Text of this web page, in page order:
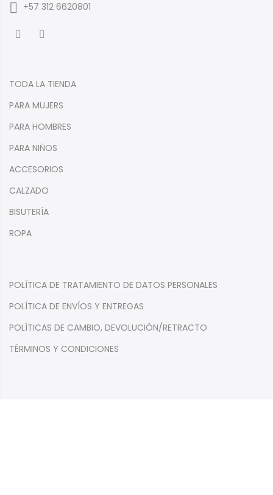
‪+57 312 6620801‬
TODA LA TIENDA
PARA MUJERS
PARA HOMBRES
PARA NIÑOS
ACCESORIOS
CALZADO
BISUTERÍA
ROPA
POLÍTICA DE TRATAMIENTO DE DATOS PERSONALES
POLÍTICA DE ENVÍOS Y ENTREGAS
POLÍTICAS DE CAMBIO, DEVOLUCIÓN/RETRACTO
TÉRMINOS Y CONDICIONES